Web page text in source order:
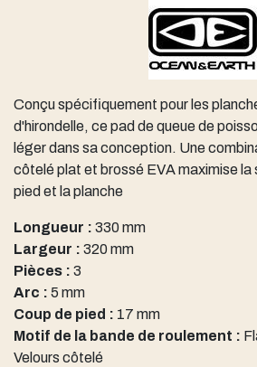
Conçu spécifiquement pour les
d'hirondelle, ce pad de queue de
léger dans sa conception. Une
côtelé plat et brossé EVA maximise la
pied et la planche
Longueur : 330 mm
Largeur : 320 mm
Pièces : 3
Arc : 5 mm
Coup de pied : 17 mm
Motif de la bande de roulement :
Velours côtelé